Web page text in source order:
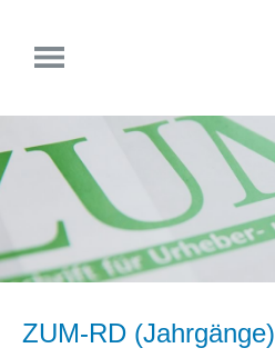
ZUM-RD (Jahrgänge)